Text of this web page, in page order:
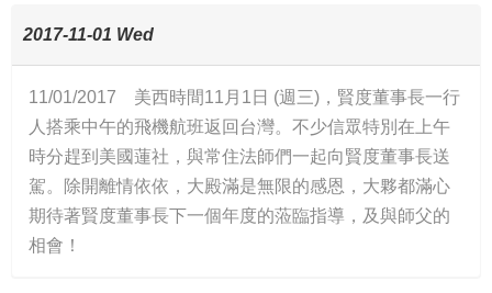
2017-11-01 Wed
11/01/2017 美西時間11月1日 (週三)，賢度董事長一行
人搭乘中午的飛機航班返回台灣。不少信眾特別在上午
時分趕到美國蓮社，與常住法師們一起向賢度董事長送
駕。除開離情依依，大殿滿是無限的感恩，大夥都滿心
期待著賢度董事長下一個年度的蒞臨指導，及與師父的
相會！